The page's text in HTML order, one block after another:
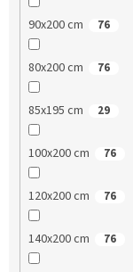
90x200 cm 76
80x200 cm 76
85x195 cm 29
100x200 cm 76
120x200 cm 76
140x200 cm 76